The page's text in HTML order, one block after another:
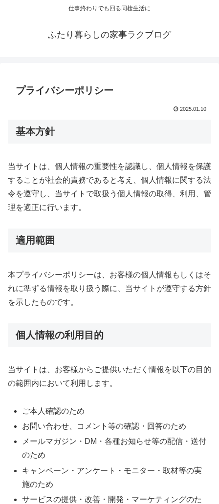
仕事終わりでも回る同棲生活に
ふたり暮らしの家事ラクブログ
プライバシーポリシー
2025.01.10
基本方針
当サイトは、個人情報の重要性を認識し、個人情報を保護
することが社会的責務であると考え、個人情報に関する法
令を遵守し、当サイトで取扱う個人情報の取得、利用、管
理を適正に行います。
適用範囲
本プライバシーポリシーは、お客様の個人情報もしくはそ
れに準ずる情報を取り扱う際に、当サイトが遵守する方針
を示したものです。
個人情報の利用目的
当サイトは、お客様からご提供いただく情報を以下の目的
の範囲内において利用します。
ご本人確認のため
お問い合わせ、コメント等の確認・回答のため
メールマガジン・DM・各種お知らせ等の配信・送付
のため
キャンペーン・アンケート・モニター・取材等の実
施のため
サービスの提供・改善・開発・マーケティングのた